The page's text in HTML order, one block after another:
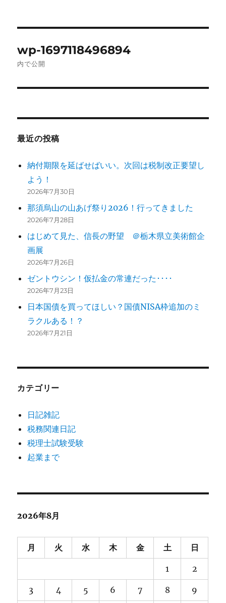
稿
ゲ
ー
シ
ョ
ン
wp-1697118496894
内で公開
最近の投稿
納付期限を延ばせばいい。次回は税制改正要望し
よう！
2026年7月30日
那須烏山の山あげ祭り2026！行ってきました
2026年7月28日
はじめて見た、信長の野望 ＠栃木県立美術館企
画展
2026年7月26日
ゼントウシン！仮払金の常連だった････
2026年7月23日
日本国債を買ってほしい？国債NISA枠追加のミ
ラクルある！？
2026年7月21日
カテゴリー
日記雑記
税務関連日記
税理士試験受験
起業まで
2026年8月
月 火 水 木 金 土 日
1 2
3 4 5 6 7 8 9